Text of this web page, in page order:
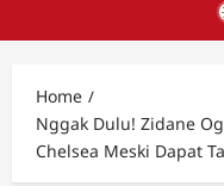
Home
Nggak Dulu! Zidane
Chelsea Meski Dapat